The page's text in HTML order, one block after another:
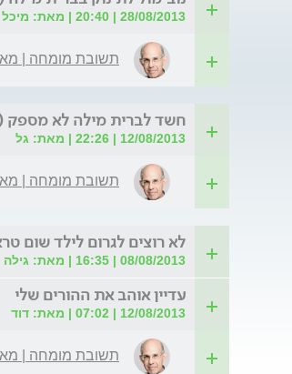
28/08/2013 | 20:40 | מאת: מיכל
תשובת מומחה |
חשד לברית מילה לא מספק
12/08/2013 | 22:26 | מאת: גל
תשובת מומחה |
לא רוצים לגרום לילד שום
08/08/2013 | 16:35 | מאת: גילה
עדיין אוהב את ההורים שלי
12/08/2013 | 07:02 | מאת: דוד
תשובת מומחה |